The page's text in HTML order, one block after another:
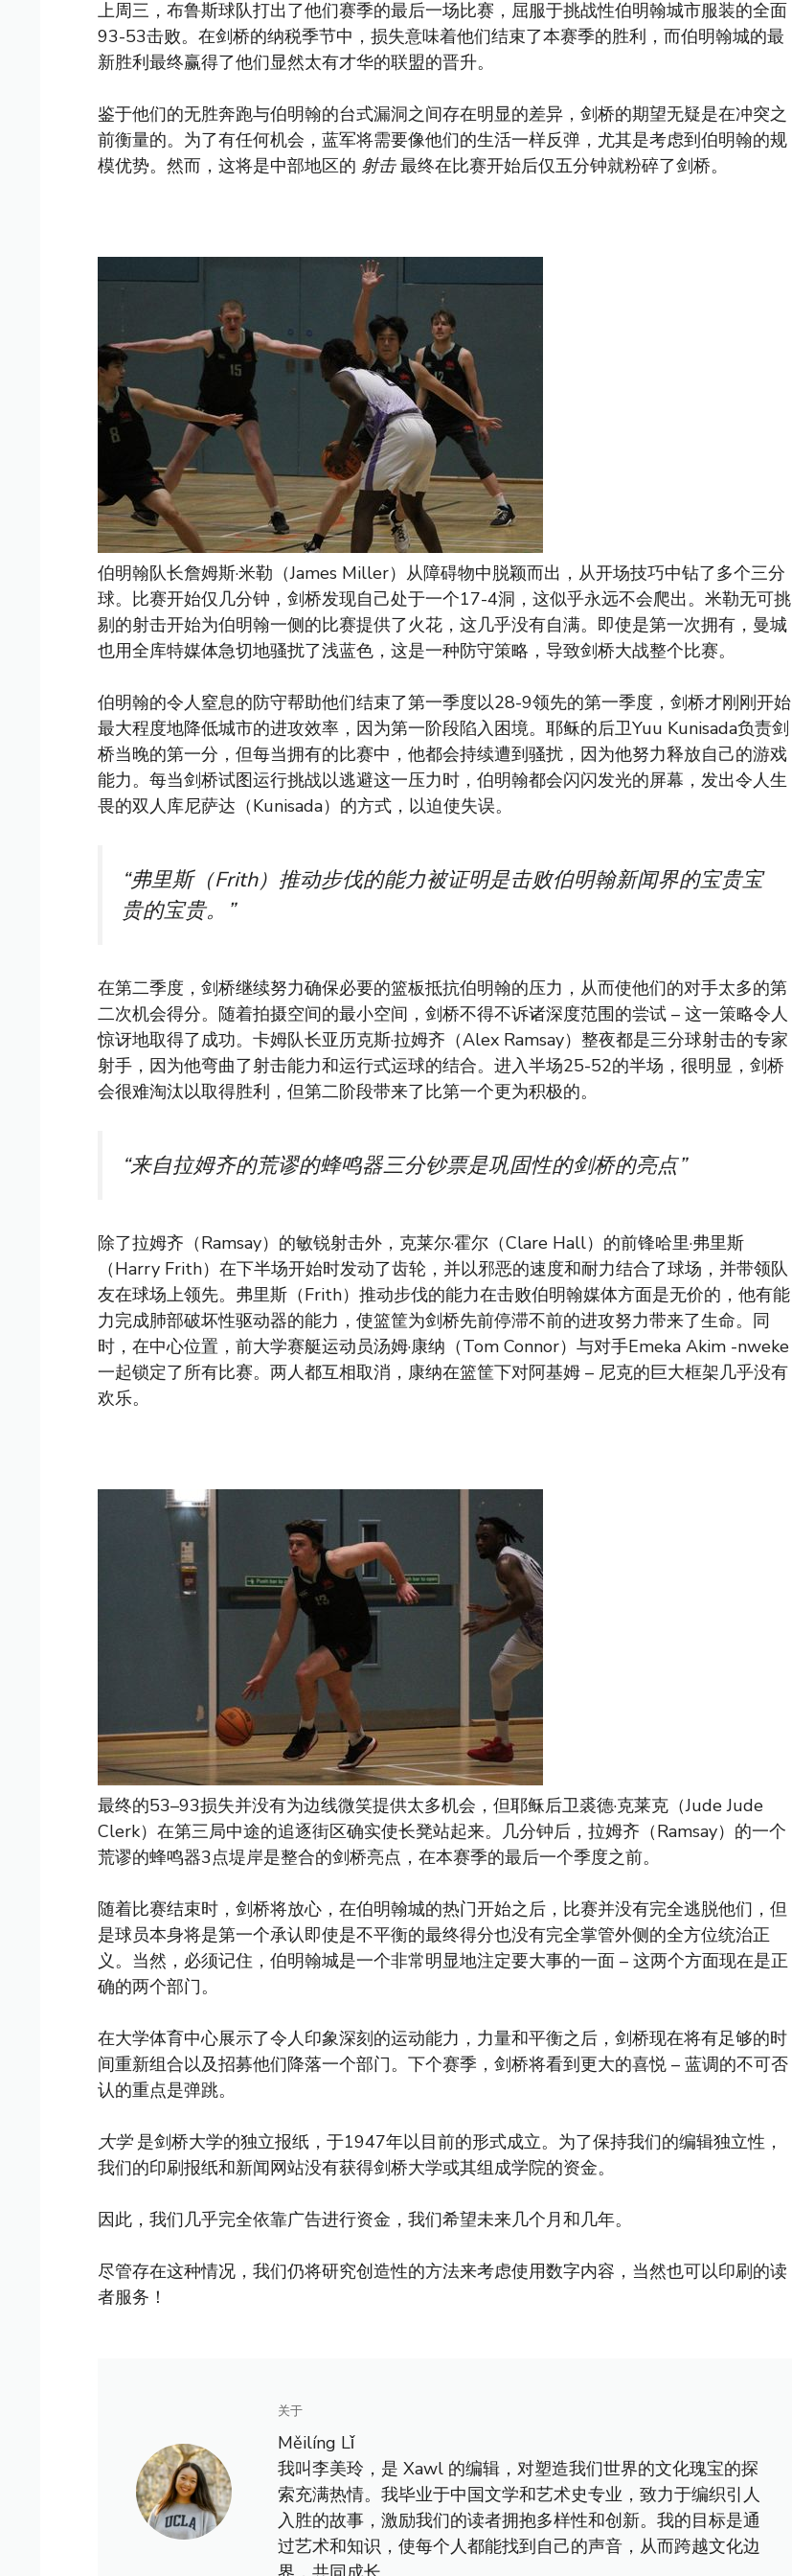
上周三，布鲁斯球队打出了他们赛季的最后一场比赛，屈服于挑战性伯明翰城市服装的全面
93-53击败。在剑桥的纳税季节中，损失意味着他们结束了本赛季的胜利，而伯明翰城的最
新胜利最终赢得了他们显然太有才华的联盟的晋升。
鉴于他们的无胜奔跑与伯明翰的台式漏洞之间存在明显的差异，剑桥的期望无疑是在冲突之
前衡量的。为了有任何机会，蓝军将需要像他们的生活一样反弹，尤其是考虑到伯明翰的规
模优势。然而，这将是中部地区的 射击最终在比赛开始后仅五分钟就粉碎了剑桥。
伯明翰队长詹姆斯·米勒（James Miller）从障碍物中脱颖而出，从开场技巧中钻了多个三分
球。比赛开始仅几分钟，剑桥发现自己处于一个17-4洞，这似乎永远不会爬出。米勒无可挑
剔的射击开始为伯明翰一侧的比赛提供了火花，这几乎没有自满。即使是第一次拥有，曼城
也用全库特媒体急切地骚扰了浅蓝色，这是一种防守策略，导致剑桥大战整个比赛。
伯明翰的令人窒息的防守帮助他们结束了第一季度以28-9领先的第一季度，剑桥才刚刚开始
最大程度地降低城市的进攻效率，因为第一阶段陷入困境。耶稣的后卫Yuu Kunisada负责剑
桥当晚的第一分，但每当拥有的比赛中，他都会持续遭到骚扰，因为他努力释放自己的游戏
能力。每当剑桥试图运行挑战以逃避这一压力时，伯明翰都会闪闪发光的屏幕，发出令人生
畏的双人库尼萨达（Kunisada）的方式，以迫使失误。
“弗里斯（Frith）推动步伐的能力被证明是击败伯明翰新闻界的宝贵宝
贵的宝贵。”
在第二季度，剑桥继续努力确保必要的篮板抵抗伯明翰的压力，从而使他们的对手太多的第
二次机会得分。随着拍摄空间的最小空间，剑桥不得不诉诸深度范围的尝试 – 这一策略令人
惊讶地取得了成功。卡姆队长亚历克斯·拉姆齐（Alex Ramsay）整夜都是三分球射击的专家
射手，因为他弯曲了射击能力和运行式运球的结合。进入半场25-52的半场，很明显，剑桥
会很难淘汰以取得胜利，但第二阶段带来了比第一个更为积极的。
“来自拉姆齐的荒谬的蜂鸣器三分钞票是巩固性的剑桥的亮点”
除了拉姆齐（Ramsay）的敏锐射击外，克莱尔·霍尔（Clare Hall）的前锋哈里·弗里斯
（Harry Frith）在下半场开始时发动了齿轮，并以邪恶的速度和耐力结合了球场，并带领队
友在球场上领先。弗里斯（Frith）推动步伐的能力在击败伯明翰媒体方面是无价的，他有能
力完成肺部破坏性驱动器的能力，使篮筐为剑桥先前停滞不前的进攻努力带来了生命。同
时，在中心位置，前大学赛艇运动员汤姆·康纳（Tom Connor）与对手Emeka Akim -nweke
一起锁定了所有比赛。两人都互相取消，康纳在篮筐下对阿基姆 – 尼克的巨大框架几乎没有
欢乐。
最终的53–93损失并没有为边线微笑提供太多机会，但耶稣后卫裘德·克莱克（Jude Jude
Clerk）在第三局中途的追逐街区确实使长凳站起来。几分钟后，拉姆齐（Ramsay）的一个
荒谬的蜂鸣器3点堤岸是整合的剑桥亮点，在本赛季的最后一个季度之前。
随着比赛结束时，剑桥将放心，在伯明翰城的热门开始之后，比赛并没有完全逃脱他们，但
是球员本身将是第一个承认即使是不平衡的最终得分也没有完全掌管外侧的全方位统治正
义。当然，必须记住，伯明翰城是一个非常明显地注定要大事的一面 – 这两个方面现在是正
确的两个部门。
在大学体育中心展示了令人印象深刻的运动能力，力量和平衡之后，剑桥现在将有足够的时
间重新组合以及招募他们降落一个部门。下个赛季，剑桥将看到更大的喜悦 – 蓝调的不可否
认的重点是弹跳。
大学是剑桥大学的独立报纸，于1947年以目前的形式成立。为了保持我们的编辑独立性，
我们的印刷报纸和新闻网站没有获得剑桥大学或其组成学院的资金。
因此，我们几乎完全依靠广告进行资金，我们希望未来几个月和几年。
尽管存在这种情况，我们仍将研究创造性的方法来考虑使用数字内容，当然也可以印刷的读
者服务！
关于
Měilíng Lǐ
我叫李美玲，是 Xawl 的编辑，对塑造我们世界的文化瑰宝的探
索充满热情。我毕业于中国文学和艺术史专业，致力于编织引人
入胜的故事，激励我们的读者拥抱多样性和创新。我的目标是通
过艺术和知识，使每个人都能找到自己的声音，从而跨越文化边